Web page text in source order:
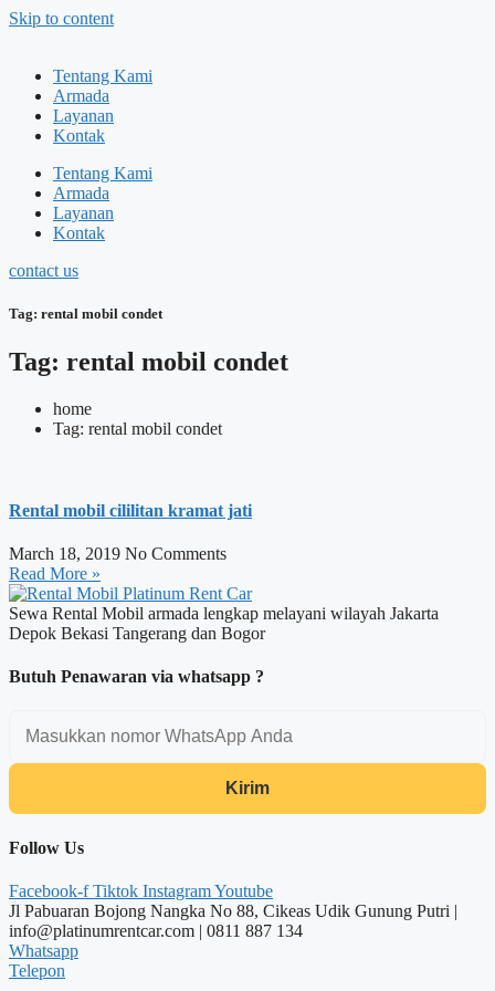
Skip to content
Tentang Kami
Armada
Layanan
Kontak
Tentang Kami
Armada
Layanan
Kontak
contact us
Tag: rental mobil condet
Tag: rental mobil condet
home
Tag: rental mobil condet
Rental mobil cililitan kramat jati
March 18, 2019 No Comments
Read More »
Sewa Rental Mobil armada lengkap melayani wilayah Jakarta
Depok Bekasi Tangerang dan Bogor
Butuh Penawaran via whatsapp ?
Kirim
Follow Us
Facebook-f Tiktok InstagramYoutube
Jl Pabuaran Bojong Nangka No 88, Cikeas Udik Gunung Putri |
info@platinumrentcar.com | 0811 887 134
Whatsapp
Telepon